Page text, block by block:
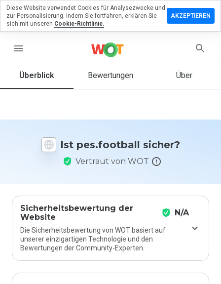
menu
Überblick Bewertungen Über
Ist pes.football sicher?
Vertraut von WOT
Sicherheitsbewertung der
Website
N/A
Die Sicherheitsbewertung von WOT basiert auf
unserer einzigartigen Technologie und den
Bewertungen der Community-Experten.
eine
würden
Skala von
Diese Website verwendet Cookies für Analysezwecke und
zur Personalisierung. Indem Sie fortfahren, erklären Sie
sich mit unseren Cookie-Richtlinie.
AKZEPTIEREN